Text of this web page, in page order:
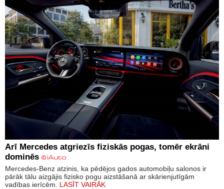
Arī Mercedes atgriezīs fiziskās pogas, tomēr ekrāni
dominēs
Mercedes-Benz atzinis, ka pēdējos gados automobiļu salonos ir
pārāk tālu aizgājis fizisko pogu aizstāšanā ar skārienjutīgām
vadības ierīcēm. LASĪT VAIRĀK